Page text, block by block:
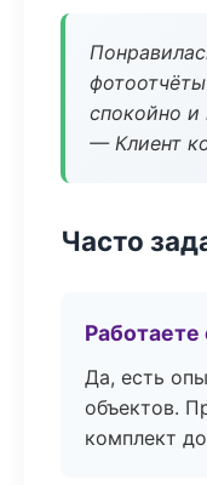
спокойно и
— Клиент
Часто
Да, есть
объектов.
комплект